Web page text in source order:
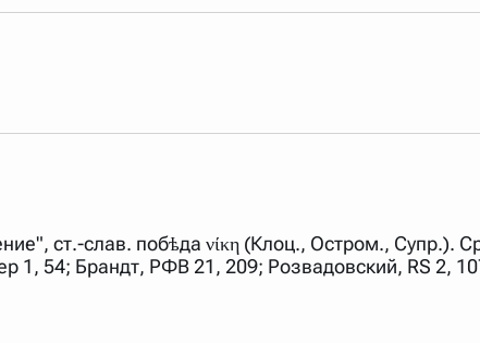
ст.-слав. побѣда νίκη (Клоц., Остром., Супр.).
1, 54; Брандт, РФВ 21, 209; Розвадовский, RS 2,